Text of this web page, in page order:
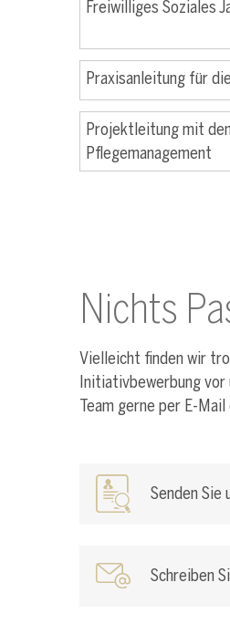
Freiwilliges Soziales
Praxisanleitung für
Projektleitung mit
Pflegemanagement
Nichts
Vielleicht finden wir
Initiativbewerbung vor
Team gerne per E-
Senden Sie
Schreiben